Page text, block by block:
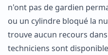
n'ont pas de gardien
ou un cylindre bloqué la
trouve aucun recours
techniciens sont